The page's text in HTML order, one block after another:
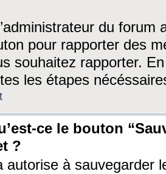
du forum
pour rapporter des
souhaitez rapporter.
les étapes
ce le bouton
?
autorise à sauvegarder